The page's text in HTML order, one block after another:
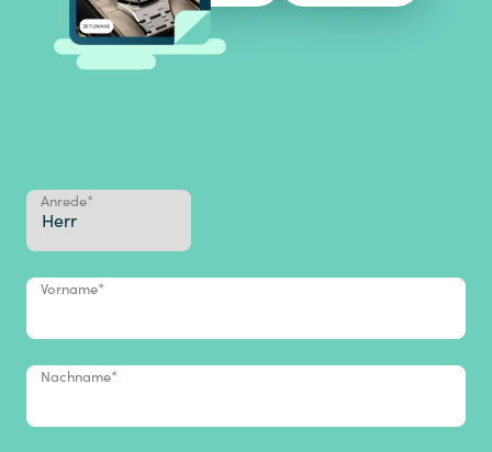
Anrede*
Vorname*
Nachname*